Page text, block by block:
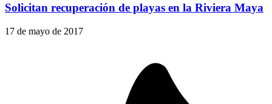
Solicitan recuperación de playas en la Riviera Maya
17 de mayo de 2017